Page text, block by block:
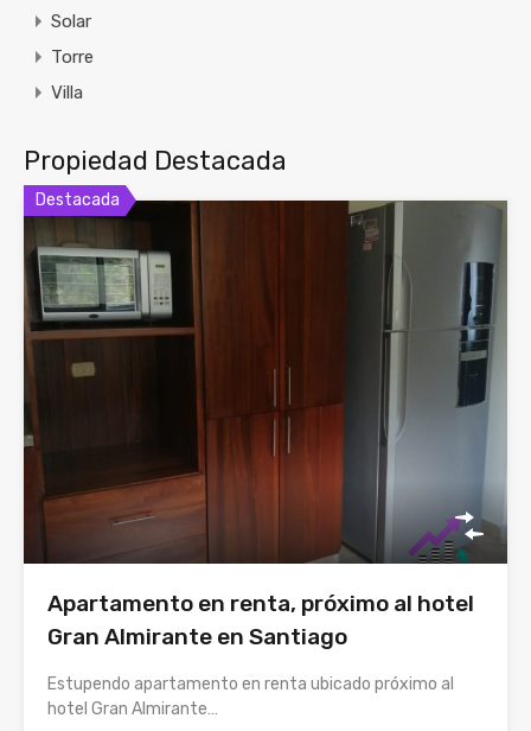
Solar
Torre
Villa
Propiedad Destacada
Destacada
Apartamento en renta, próximo al hotel
Gran Almirante en Santiago
Estupendo apartamento en renta ubicado próximo al
hotel Gran Almirante…